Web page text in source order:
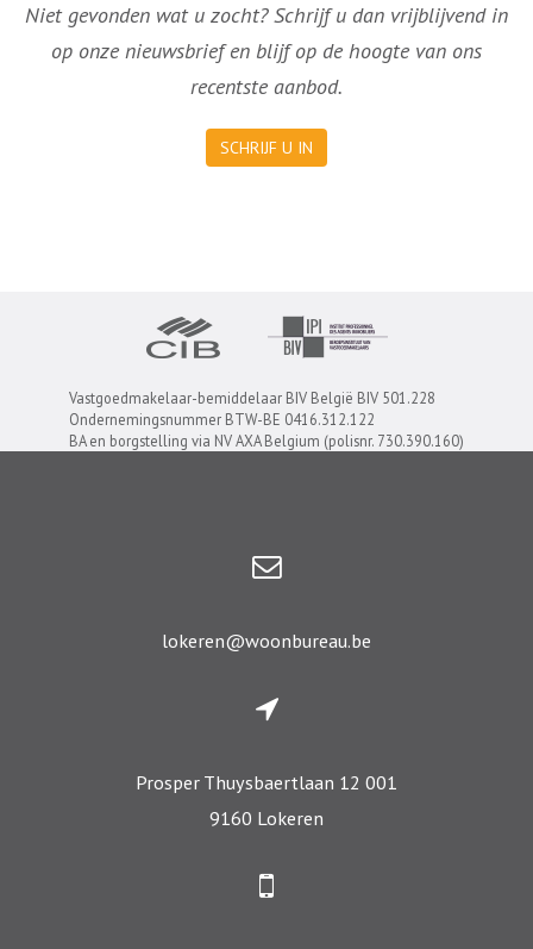
Niet gevonden wat u zocht? Schrijf u dan vrijblijvend in
op onze nieuwsbrief en blijf op de hoogte van ons
recentste aanbod.
SCHRIJF U IN
Vastgoedmakelaar-bemiddelaar BIV België BIV 501.228
Ondernemingsnummer BTW-BE 0416.312.122
BA en borgstelling via NV AXA Belgium (polisnr. 730.390.160)
lokeren@woonbureau.be
Prosper Thuysbaertlaan 12 001
9160 Lokeren